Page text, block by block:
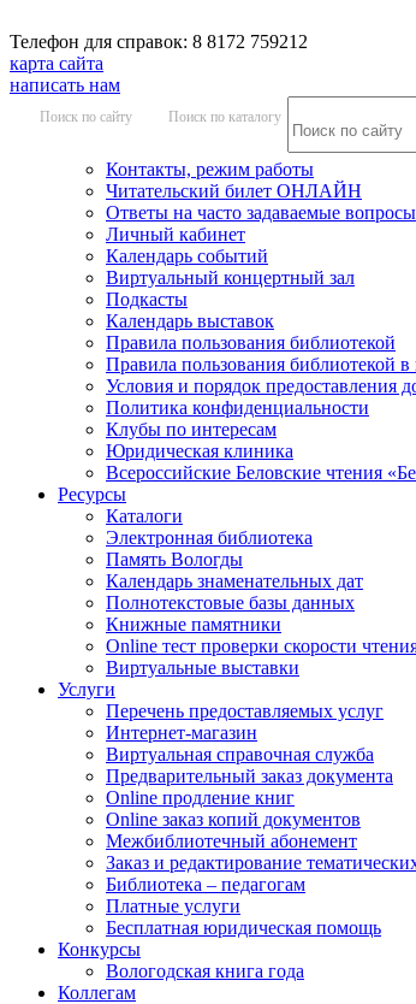
Телефон для справок: 8 8172 759212
карта сайта
написать нам
Поиск по сайту Поиск по каталогу
Контакты, режим работы
Читательский билет ОНЛАЙН
Ответы на часто задаваемые вопросы
Личный кабинет
Календарь событий
Виртуальный концертный зал
Подкасты
Календарь выставок
Правила пользования библиотекой
Правила пользования библиотекой в
Условия и порядок предоставления
Политика конфиденциальности
Клубы по интересам
Юридическая клиника
Всероссийские Беловские чтения
Ресурсы
Каталоги
Электронная библиотека
Память Вологды
Календарь знаменательных дат
Полнотекстовые базы данных
Книжные памятники
Online тест проверки скорости
Виртуальные выставки
Услуги
Перечень предоставляемых услуг
Интернет-магазин
Виртуальная справочная служба
Предварительный заказ документа
Online продление книг
Online заказ копий документов
Межбиблиотечный абонемент
Заказ и редактирование
Библиотека – педагогам
Платные услуги
Бесплатная юридическая помощь
Конкурсы
Вологодская книга года
Коллегам